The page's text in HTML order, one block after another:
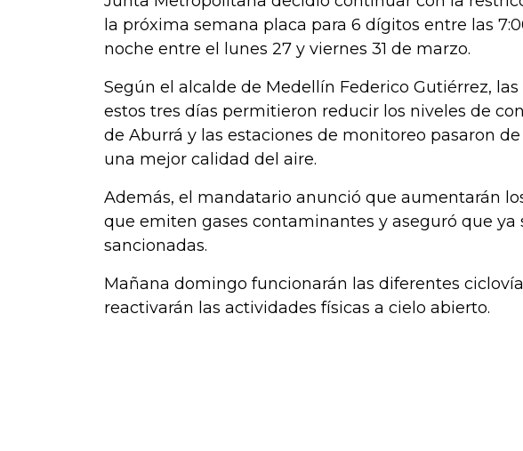
la próxima semana placa para 6 dígitos entre las
noche entre el lunes 27 y viernes 31 de marzo.
Según el alcalde de Medellín Federico Gutiérrez,
estos tres días permitieron reducir los niveles de
de Aburrá y las estaciones de monitoreo pasaron
una mejor calidad del aire.
Además, el mandatario anunció que aumentarán
que emiten gases contaminantes y aseguró que ya
sancionadas.
Mañana domingo funcionarán las diferentes
reactivarán las actividades físicas a cielo abierto.